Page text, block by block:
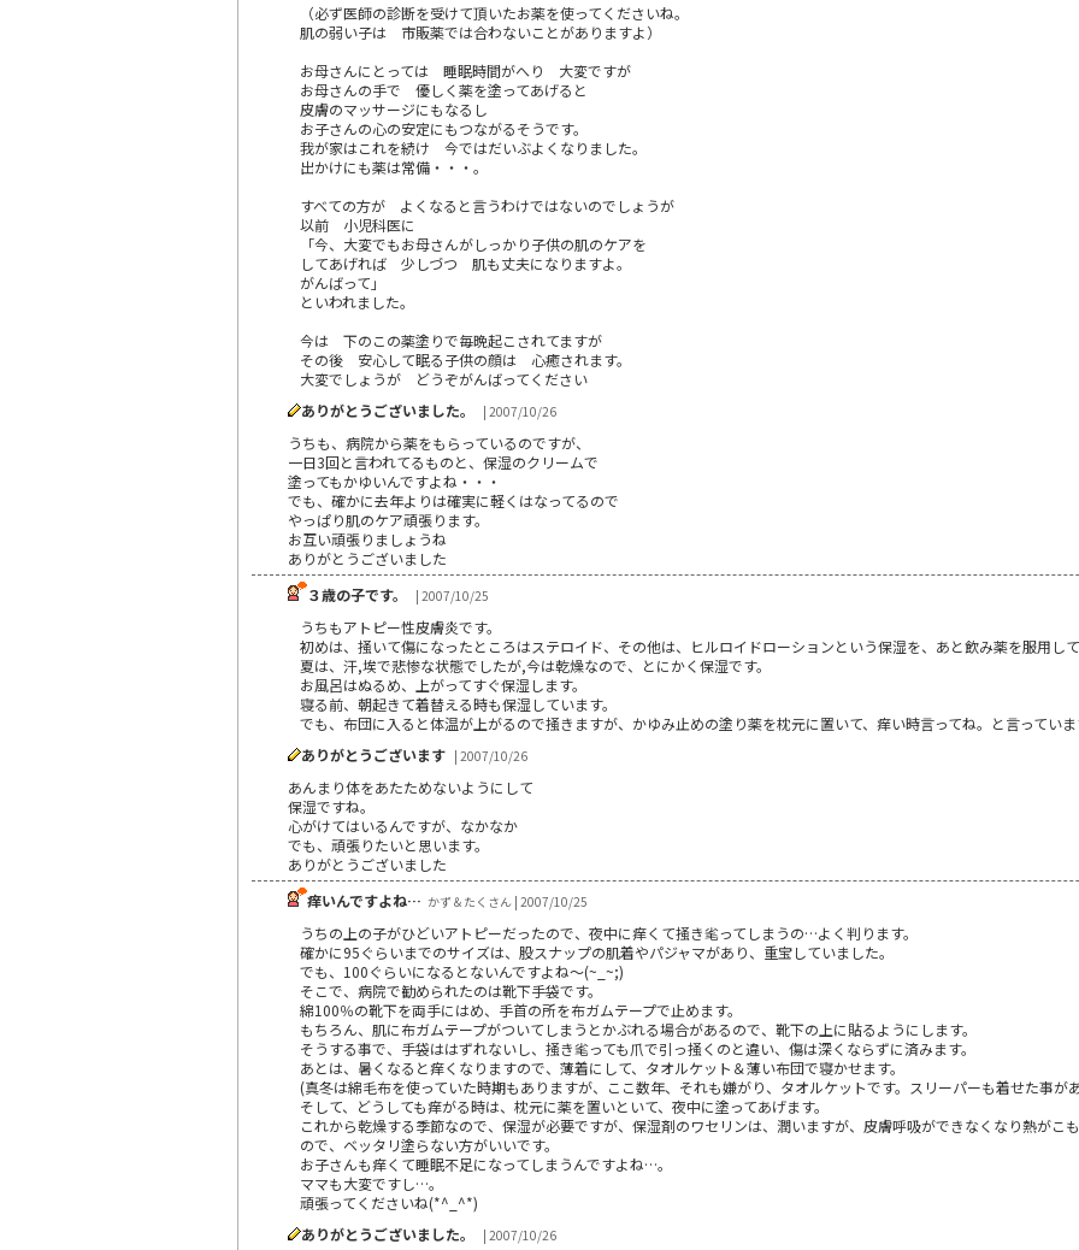
（必ず医師の診断を受けて頂いたお薬を使ってくださいね。
肌の弱い子は 市販薬では合わないことがありますよ）
お母さんにとっては 睡眠時間がへり 大変ですが
お母さんの手で 優しく薬を塗ってあげると
皮膚のマッサージにもなるし
お子さんの心の安定にもつながるそうです。
我が家はこれを続け 今ではだいぶよくなりました。
出かけにも薬は常備・・・。
すべての方が よくなると言うわけではないのでしょうが
以前 小児科医に
「今、大変でもお母さんがしっかり子供の肌のケアを
してあげれば 少しづつ 肌も丈夫になりますよ。
がんばって」
といわれました。
今は 下のこの薬塗りで毎晩起こされてますが
その後 安心して眠る子供の顔は 心癒されます。
大変でしょうが どうぞがんばってください
ありがとうございました。
| 2007/10/26
うちも、病院から薬をもらっているのですが、
一日3回と言われてるものと、保湿のクリームで
塗ってもかゆいんですよね・・・
でも、確かに去年よりは確実に軽くはなってるので
やっぱり肌のケア頑張ります。
お互い頑張りましょうね
ありがとうございました
３歳の子です。
| 2007/10/25
うちもアトピー性皮膚炎です。
初めは、掻いて傷になったところはステロイド、その他は、ヒルロイドローションという保湿を、あと飲み薬を服用し
夏は、汗,埃で悲惨な状態でしたが,今は乾燥なので、とにかく保湿です。
お風呂はぬるめ、上がってすぐ保湿します。
寝る前、朝起きて着替える時も保湿しています。
でも、布団に入ると体温が上がるので掻きますが、かゆみ止めの塗り薬を枕元に置いて、痒い時言ってね。と言ってい
ありがとうございます | 2007/10/26
あんまり体をあたためないようにして
保湿ですね。
心がけてはいるんですが、なかなか
でも、頑張りたいと思います。
ありがとうございました
痒いんですよね… かず＆たくさん | 2007/10/25
うちの上の子がひどいアトピーだったので、夜中に痒くて掻き毟ってしまうの…よく判ります。
確かに95ぐらいまでのサイズは、股スナップの肌着やパジャマがあり、重宝していました。
でも、100ぐらいになるとないんですよね～(~_~;)
そこで、病院で勧められたのは靴下手袋です。
綿100％の靴下を両手にはめ、手首の所を布ガムテープで止めます。
もちろん、肌に布ガムテープがついてしまうとかぶれる場合があるので、靴下の上に貼るようにします。
そうする事で、手袋ははずれないし、掻き毟っても爪で引っ掻くのと違い、傷は深くならずに済みます。
あとは、暑くなると痒くなりますので、薄着にして、タオルケット＆薄い布団で寝かせます。
(真冬は綿毛布を使っていた時期もありますが、ここ数年、それも嫌がり、タオルケットです。スリーパーも着せた事が
そして、どうしても痒がる時は、枕元に薬を置いといて、夜中に塗ってあげます。
これから乾燥する季節なので、保湿が必要ですが、保湿剤のワセリンは、潤いますが、皮膚呼吸ができなくなり熱がこ
ので、ベッタリ塗らない方がいいです。
お子さんも痒くて睡眠不足になってしまうんですよね…。
ママも大変ですし…。
頑張ってくださいね(*^_^*)
ありがとうございました。
| 2007/10/26